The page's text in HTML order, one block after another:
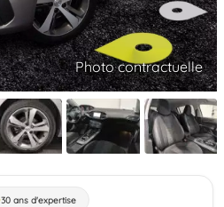
Photo contractuelle
30 ans d'expertise